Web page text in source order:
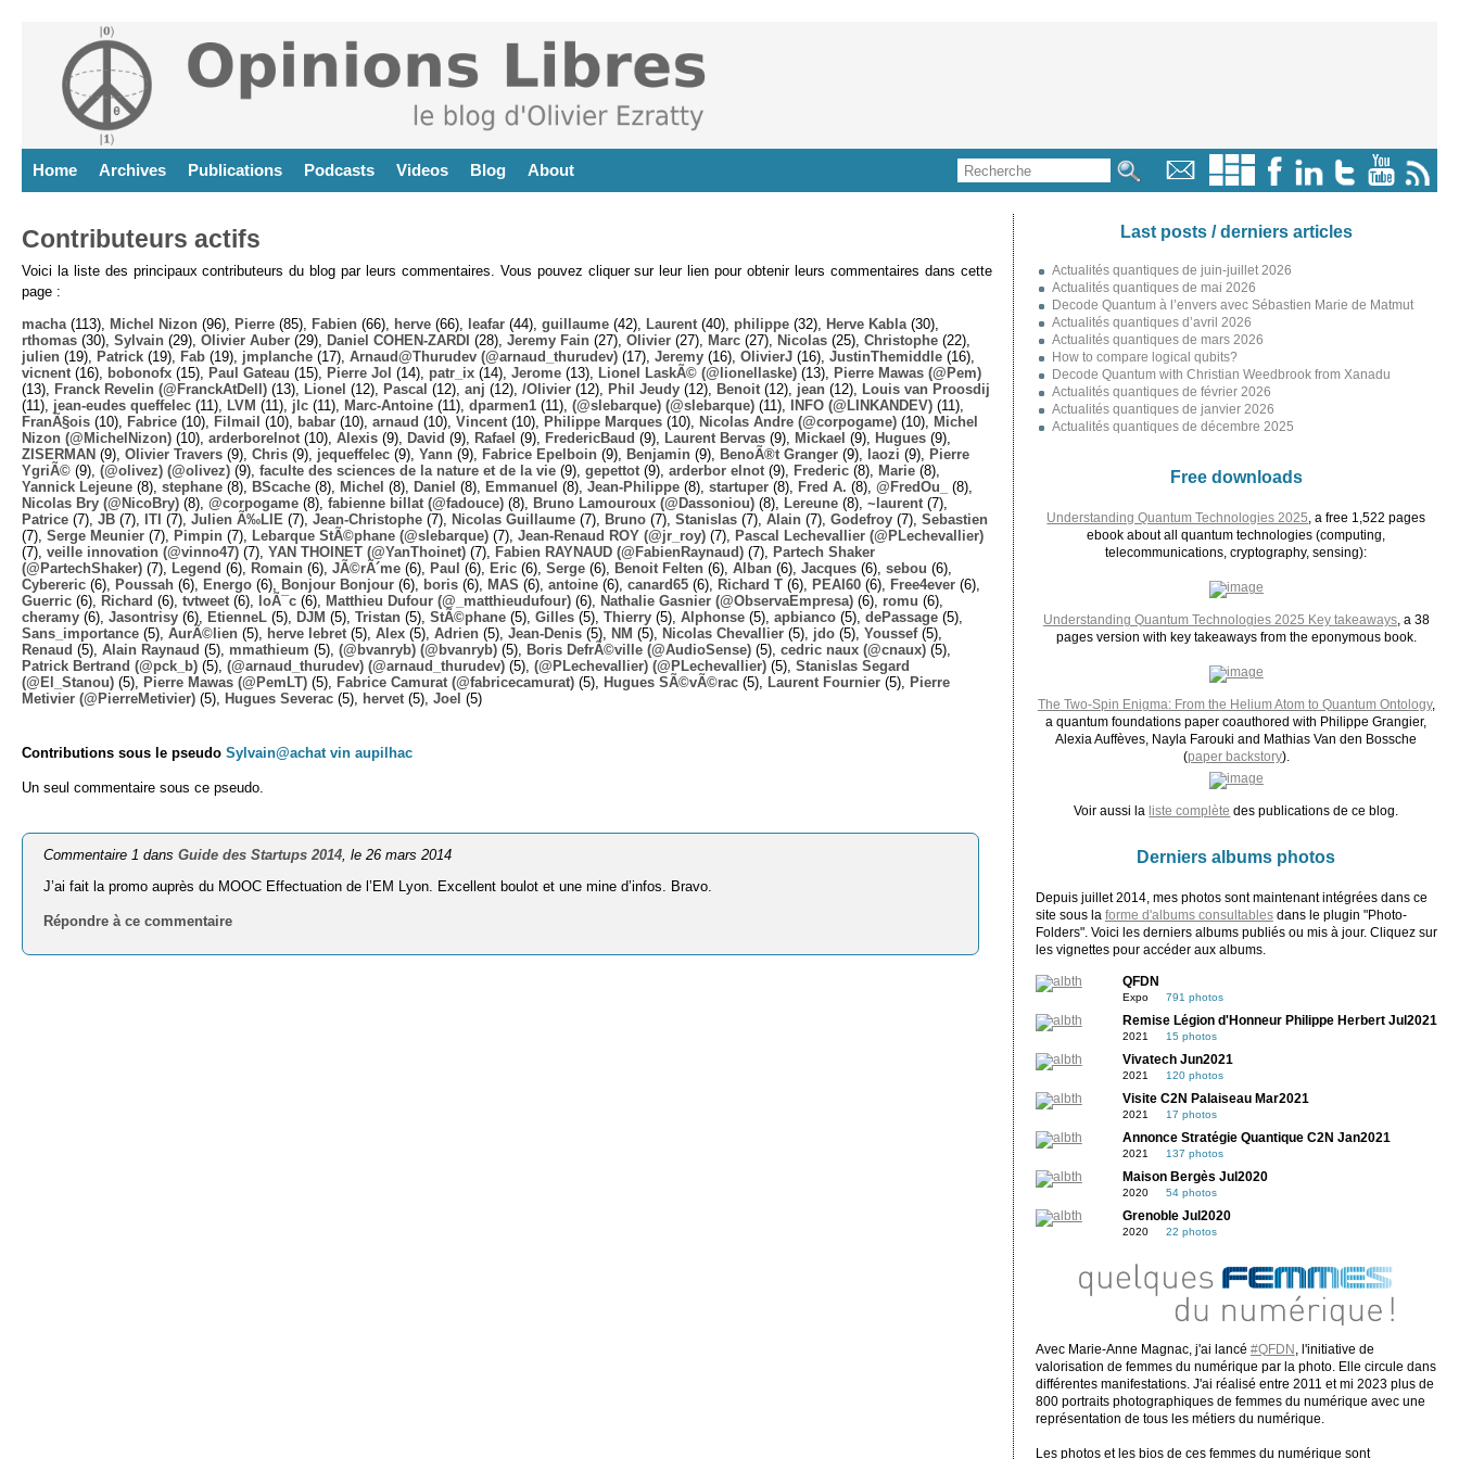
Home Archives Publications Podcasts Videos Blog About
Contributeurs actifs
Voici la liste des principaux contributeurs du blog par leurs commentaires. Vous pouvez cliquer sur leur lien pour obtenir leurs commentaires dans cette
page :
macha (113), Michel Nizon (96), Pierre (85), Fabien (66), herve (66), leafar (44), guillaume (42), Laurent (40), philippe (32), Herve Kabla (30),
rthomas (30), Sylvain (29), Olivier Auber (29), Daniel COHEN-ZARDI (28), Jeremy Fain (27), Olivier (27), Marc (27), Nicolas (25), Christophe (22),
julien (19), Patrick (19), Fab (19), jmplanche (17), Arnaud@Thurudev (@arnaud_thurudev) (17), Jeremy (16), OlivierJ (16), JustinThemiddle (16),
vicnent (16), bobonofx (15), Paul Gateau (15), Pierre Jol (14), patr_ix (14), Jerome (13), Lionel LaskÃ© (@lionellaske) (13),
Pierre Mawas (@Pem)
(13),
Franck Revelin (@FranckAtDell) (13), Lionel (12), Pascal (12), anj (12), /Olivier (12), Phil Jeudy (12), Benoit (12), jean (12),
Louis van Proosdij
(11), jean-eudes queffelec (11), LVM (11), jlc (11), Marc-Antoine (11), dparmen1 (11), (@slebarque) (@slebarque) (11), INFO (@LINKANDEV) (11),
FranÃ§ois (10), Fabrice (10), Filmail (10), babar (10), arnaud (10), Vincent (10), Philippe Marques (10), Nicolas Andre (@corpogame) (10),
Michel
Nizon (@MichelNizon) (10), arderborelnot (10), Alexis (9), David (9), Rafael (9), FredericBaud (9), Laurent Bervas (9), Mickael (9), Hugues (9),
ZISERMAN (9), Olivier Travers (9), Chris (9), jequeffelec (9), Yann (9), Fabrice Epelboin (9), Benjamin (9), BenoÃ®t Granger (9), laozi (9),
Pierre
YgriÃ© (9), (@olivez) (@olivez) (9), faculte des sciences de la nature et de la vie (9), gepettot (9), arderbor elnot (9), Frederic (8), Marie (8),
Yannick Lejeune (8), stephane (8), BScache (8), Michel (8), Daniel (8), Emmanuel (8), Jean-Philippe (8), startuper (8), Fred A. (8), @FredOu_
(8),
Nicolas Bry (@NicoBry) (8), @corpogame (8), fabienne billat (@fadouce) (8), Bruno Lamouroux (@Dassoniou) (8), Lereune (8), ~laurent (7),
Patrice (7), JB (7), ITI (7), Julien Ã‰LIE (7), Jean-Christophe (7), Nicolas Guillaume (7), Bruno (7), Stanislas (7), Alain (7), Godefroy (7), Sebastien
(7), Serge Meunier (7), Pimpin (7), Lebarque StÃ©phane (@slebarque) (7), Jean-Renaud ROY (@jr_roy) (7),
Pascal Lechevallier (@PLechevallier)
(7), veille innovation (@vinno47) (7), YAN THOINET (@YanThoinet) (7), Fabien RAYNAUD (@FabienRaynaud) (7),
Partech Shaker
(@PartechShaker) (7), Legend (6), Romain (6), JÃ©rÃ´me (6), Paul (6), Eric (6), Serge (6), Benoit Felten (6), Alban (6), Jacques (6), sebou (6),
Cybereric (6), Poussah (6), Energo (6), Bonjour Bonjour (6), boris (6), MAS (6), antoine (6), canard65 (6), Richard T (6), PEAI60 (6), Free4ever (6),
Guerric (6), Richard (6), tvtweet (6), loÃ¯c (6), Matthieu Dufour (@_matthieudufour) (6), Nathalie Gasnier (@ObservaEmpresa) (6), romu (6),
cheramy (6), Jasontrisy (6), EtienneL (5), DJM (5), Tristan (5), StÃ©phane (5), Gilles (5), Thierry (5), Alphonse (5), apbianco (5), dePassage (5),
Sans_importance (5), AurÃ©lien (5), herve lebret (5), Alex (5), Adrien (5), Jean-Denis (5), NM (5), Nicolas Chevallier (5), jdo (5), Youssef(5),
Renaud (5), Alain Raynaud (5), mmathieum (5), (@bvanryb) (@bvanryb) (5), Boris DefrÃ©ville (@AudioSense) (5), cedric naux (@cnaux) (5),
Patrick Bertrand (@pck_b) (5), (@arnaud_thurudev) (@arnaud_thurudev) (5), (@PLechevallier) (@PLechevallier) (5), Stanislas Segard
(@El_Stanou) (5), Pierre Mawas (@PemLT) (5), Fabrice Camurat (@fabricecamurat) (5), Hugues SÃ©vÃ©rac (5), Laurent Fournier (5),
Pierre
Metivier (@PierreMetivier) (5), Hugues Severac (5), hervet (5), Joel (5)
Contributions sous le pseudo Sylvain@achat vin aupilhac
Un seul commentaire sous ce pseudo.
Commentaire 1 dansGuide des Startups 2014 , le 26 mars 2014
J’ai fait la promo auprès du MOOC Effectuation de l’EM Lyon. Excellent boulot et une mine d’infos. Bravo.
Répondre à ce commentaire
Last posts / derniers articles
Actualités quantiques de juin-juillet 2026
Actualités quantiques de mai 2026
Decode Quantum à l’envers avec Sébastien Marie de Matmut
Actualités quantiques d’avril 2026
Actualités quantiques de mars 2026
How to compare logical qubits?
Decode Quantum with Christian Weedbrook from Xanadu
Actualités quantiques de février 2026
Actualités quantiques de janvier 2026
Actualités quantiques de décembre 2025
Free downloads
Understanding Quantum Technologies 2025 , a free 1,522 pages
ebook about all quantum technologies (computing,
telecommunications, cryptography, sensing):
Understanding Quantum Technologies 2025 Key takeaways, a 38
pages version with key takeaways from the eponymous book.
The Two-Spin Enigma: From the Helium Atom to Quantum Ontology,
a quantum foundations paper coauthored with Philippe Grangier,
Alexia Auffèves, Nayla Farouki and Mathias Van den Bossche
(paper backstory).
Voir aussi la liste complète des publications de ce blog.
Derniers albums photos
Depuis juillet 2014, mes photos sont maintenant intégrées dans ce
site sous la forme d'albums consultablesdans le plugin "Photo-
Folders". Voici les derniers albums publiés ou mis à jour. Cliquez sur
les vignettes pour accéder aux albums.
QFDN
Expo 791 photos
Remise Légion d'Honneur Philippe Herbert Jul2021
2021 15 photos
Vivatech Jun2021
2021 120 photos
Visite C2N Palaiseau Mar2021
2021 17 photos
Annonce Stratégie Quantique C2N Jan2021
2021 137 photos
Maison Bergès Jul2020
2020 54 photos
Grenoble Jul2020
2020 22 photos
Avec Marie-Anne Magnac, j'ai lancé #QFDN
, l'initiative de
valorisation de femmes du numérique par la photo. Elle circule dans
différentes manifestations. J'ai réalisé entre 2011 et mi 2023 plus de
800 portraits photographiques de femmes du numérique avec une
représentation de tous les métiers du numérique.
Les photos et les bios de ces femmes du numérique sont